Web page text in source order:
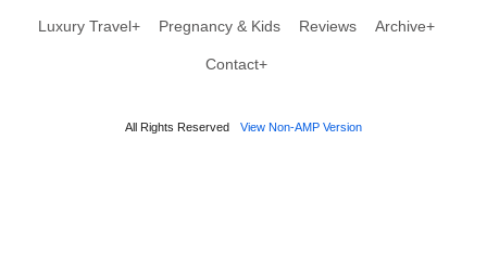
Luxury Travel+ Pregnancy & Kids Reviews Archive+
Contact+
All Rights Reserved View Non-AMP Version